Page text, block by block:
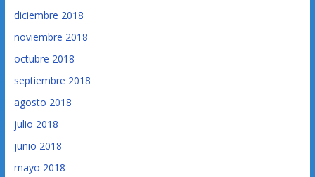
diciembre 2018
noviembre 2018
octubre 2018
septiembre 2018
agosto 2018
julio 2018
junio 2018
mayo 2018